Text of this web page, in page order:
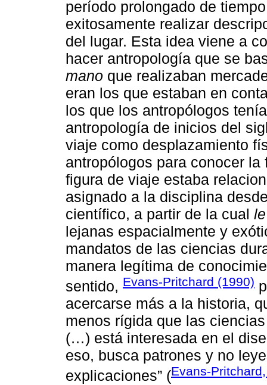
período prolongado de
exitosamente realizar
del lugar. Esta idea viene a
hacer antropología que se
mano que realizaban
eran los que estaban en
los que los antropólogos
antropología de inicios del
viaje como desplazamiento
antropólogos para conocer
figura de viaje estaba
asignado a la disciplina
científico, a partir de la cual
lejanas espacialmente y
mandatos de las ciencias
manera legítima de
sentido, Evans-Pritchard (1990)
acercarse más a la historia,
menos rígida que las
(…) está interesada en el
eso, busca patrones y no
explicaciones” (Evans-